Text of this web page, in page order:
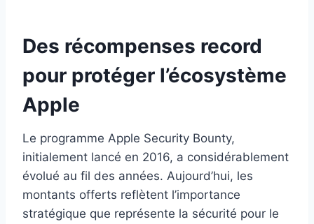
Des récompenses record
pour protéger l’écosystème
Apple
Le programme Apple Security Bounty,
initialement lancé en 2016, a considérablement
évolué au fil des années. Aujourd’hui, les
montants offerts reflètent l’importance
stratégique que représente la sécurité pour le